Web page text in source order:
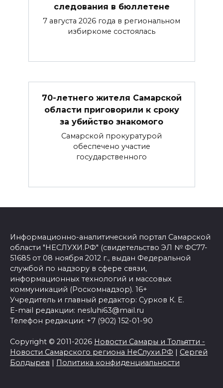
следования в бюллетене
7 августа 2026 года в региональном
избиркоме состоялась
70-летнего жителя Самарской
области приговорили к сроку
за убийство знакомого
Самарской прокуратурой
обеспечено участие
государственного
Информационно-аналитический портал Самарской
области "НЕСЛУХИ.РФ" (свидетельство ЭЛ № ФС77-
51685 от 08 ноября 2012 г., выдан Федеральной
службой по надзору в сфере связи,
информационных технологий и массовых
коммуникаций (Роскомнадзор). 16+
Учредитель и главный редактор: Сурков К. Е.
E-mail редакции: nesluhi63@mail.ru
Телефон редакции: +7 (902) 152-01-90
Copyright © 2011-2026 Новости Самары и Тольятти -
Новости Самарского региона НеСлухи.РФ | Сергей
Болдырев | Политика конфиденциальности